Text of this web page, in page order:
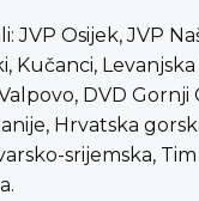
JVP Osijek, JVP
Kučanci,
DVD
Hrvatska
srijemska,